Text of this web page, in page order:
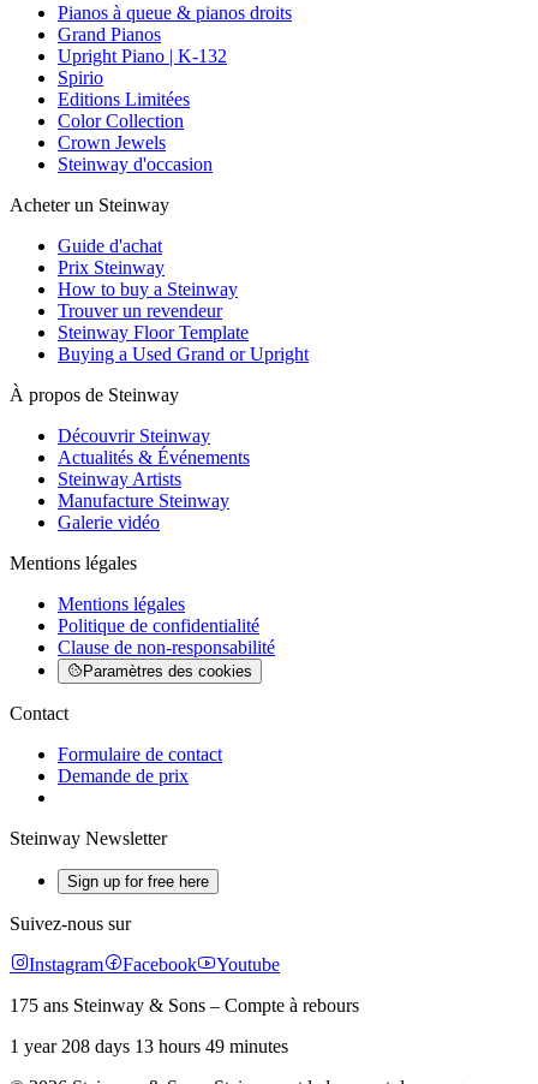
Pianos à queue & pianos droits
Grand Pianos
Upright Piano | K-132
Spirio
Editions Limitées
Color Collection
Crown Jewels
Steinway d'occasion
Acheter un Steinway
Guide d'achat
Prix Steinway
How to buy a Steinway
Trouver un revendeur
Steinway Floor Template
Buying a Used Grand or Upright
À propos de Steinway
Découvrir Steinway
Actualités & Événements
Steinway Artists
Manufacture Steinway
Galerie vidéo
Mentions légales
Mentions légales
Politique de confidentialité
Clause de non-responsabilité
Paramètres des cookies
Contact
Formulaire de contact
Demande de prix
Steinway Newsletter
Sign up for free here
Suivez-nous sur
Instagram
Facebook
Youtube
175 ans Steinway & Sons – Compte à rebours
1 year 208 days 13 hours 49 minutes